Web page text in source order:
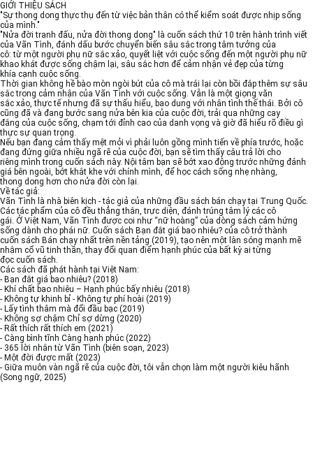
GIỚI THIỆU SÁCH
"Sự thong dong thực thụ đến từ việc bản thân có thể kiểm soát được nhịp sống
của mình."
"Nửa đời tranh đấu, nửa đời thong dong" là cuốn sách thứ 10 trên hành trình viết
của Vãn Tình, đánh dấu bước chuyển biến sâu sắc trong tâm tưởng của
cô: từ một người phụ nữ sắc xảo, quyết liệt với cuộc sống đến một người phụ nữ
khao khát được sống chậm lại, sâu sắc hơn để cảm nhận vẻ đẹp của từng
khía cạnh cuộc sống.
Thời gian không hề bào mòn ngòi bút của cô mà trái lại còn bồi đắp thêm sự sâu
sắc trong cảm nhận của Vãn Tình với cuộc sống. Vẫn là một giọng văn
sắc xảo, thực tế nhưng đã sự thấu hiểu, bao dung với nhân tình thế thái. Bởi cô
cũng đã và đang bước sang nửa bên kia của cuộc đời, trải qua những cay
đắng của cuộc sống, chạm tới đỉnh cao của danh vọng và giờ đã hiểu rõ điều gì
thực sự quan trọng.
Nếu bạn đang cảm thấy mệt mỏi vì phải luôn gồng mình tiến về phía trước, hoặc
đang đứng giữa nhiều ngã rẽ của cuộc đời, bạn sẽ tìm thấy câu trả lời cho
riêng mình trong cuốn sách này. Nội tâm bạn sẽ bớt xao động trước những đánh
giá bên ngoài, bớt khắt khe với chính mình, để học cách sống nhẹ nhàng,
thong dong hơn cho nửa đời còn lại.
Về tác giả:
Vãn Tình là nhà biên kịch - tác giả của những đầu sách bán chạy tại Trung Quốc.
Các tác phẩm của cô đều thẳng thắn, trực diện, đánh trúng tâm lý các cô
gái. Ở Việt Nam, Vãn Tình được coi như “nữ hoàng” của dòng sách cảm hứng
sống dành cho phái nữ. Cuốn sách Bạn đắt giá bao nhiêu? của cô trở thành
cuốn sách Bán chạy nhất trên nền tảng (2019), tạo nên một làn sóng mạnh mẽ
nhằm cổ vũ tinh thần, thay đổi quan điểm hạnh phúc của bất kỳ ai từng
đọc cuốn sách.
Các sách đã phát hành tại Việt Nam:
- Bạn đắt giá bao nhiêu? (2018)
- Khí chất bao nhiêu – Hạnh phúc bấy nhiêu (2018)
- Không tự khinh bỉ - Không tự phí hoài (2019)
- Lấy tình thâm mà đổi đầu bạc (2019)
- Không sợ chậm Chỉ sợ dừng (2020)
- Rất thích rất thích em (2021)
- Càng bình tĩnh Càng hạnh phúc (2022)
- 365 lời nhắn từ Vãn Tình (biên soạn, 2023)
- Một đời được mất (2023)
- Giữa muôn vàn ngã rẽ của cuộc đời, tôi vẫn chọn làm một người kiêu hãnh
(Song ngữ, 2025)